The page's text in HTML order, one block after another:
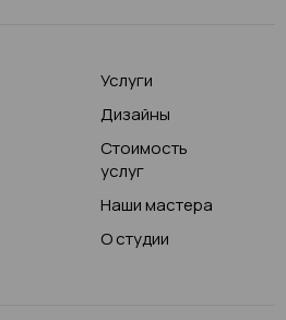
Услуги
Дизайны
Стоимость
услуг
Наши мастера
О студии